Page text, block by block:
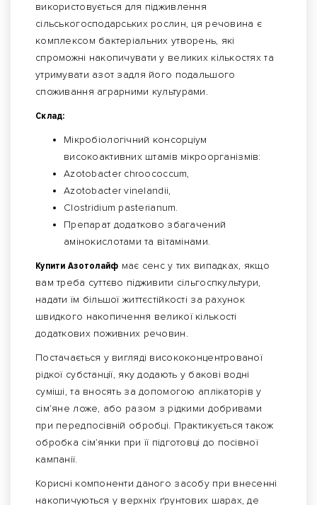
використовується для підживлення
сільськогосподарських рослин, ця речовина є
комплексом бактеріальних утворень, які
спроможні накопичувати у великих кількостях та
утримувати азот задля його подальшого
споживання аграрними культурами.
Склад:
Мікробіологічний консорціум
високоактивних штамів мікроорганізмів:
Аzotobacter chroococcum,
Azotobacter vinelandii,
Сlostridium pasterianum.
Препарат додатково збагачений
амінокислотами та вітамінами.
Купити Азотолайф має сенс у тих випадках, якщо
вам треба суттєво підживити сільгоспкультури,
надати їм більшої життєстійкості за рахунок
швидкого накопичення великої кількості
додаткових поживних речовин.
Постачається у вигляді висококонцентрованої
рідкої субстанції, яку додають у бакові водні
суміші, та вносять за допомогою аплікаторів у
сім’яне ложе, або разом з рідкими добривами
при передпосівній обробці. Практикується також
обробка сім’янки при її підготовці до посівної
кампанії.
Корисні компоненти даного засобу при внесенні
накопичуються у верхніх ґрунтових шарах, де